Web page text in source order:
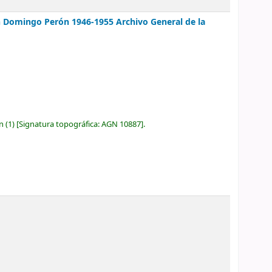
Domingo Perón 1946-1955Archivo General de la
(1) Signatura topográfica:AGN 10887 .